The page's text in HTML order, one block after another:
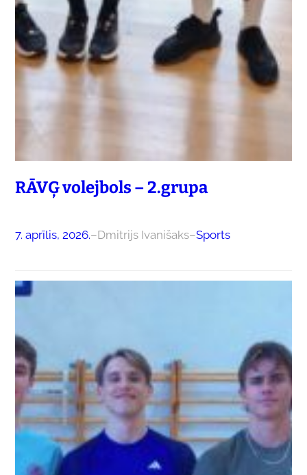
RĀVĢ volejbols – 2.grupa
7. aprīlis, 2026.–Dmitrijs Ivanišaks–Sports